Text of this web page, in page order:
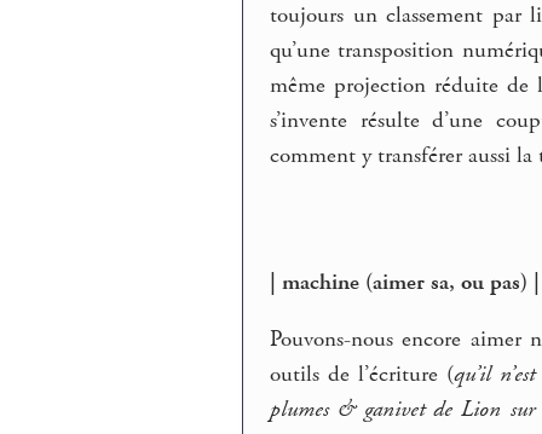
toujours un classement par
qu’une transposition
même projection réduite
s’invente résulte d’une
comment y transférer aussi
| machine (aimer sa, ou pas) |
Pouvons-nous encore aimer
outils de l’écriture (qu’il
plumes & ganivet de Lion sur